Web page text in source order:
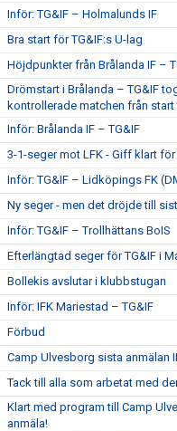
Inför: TG&IF – Holmalunds IF
Bra start för TG&IF:s U-lag
Höjdpunkter från Brålanda IF –
Drömstart i Brålanda – TG&IF
kontrollerade matchen från start
Inför: Brålanda IF – TG&IF
3-1-seger mot LFK - Giff klart
Inför: TG&IF – Lidköpings FK
Ny seger - men det dröjde till
Inför: TG&IF – Trollhättans BoIS
Efterlängtad seger för TG&IF i
Bollekis avslutar i klubbstugan
Inför: IFK Mariestad – TG&IF
Förbud
Camp Ulvesborg sista anmälan
Tack till alla som arbetat med
Klart med program till Camp
anmäla!